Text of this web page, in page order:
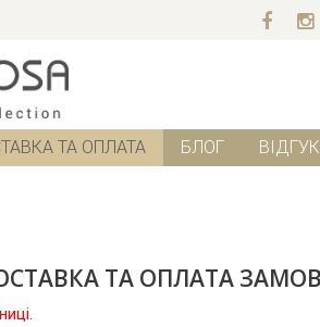
ТА ОПЛАТА БЛОГ
ТА ОПЛАТА